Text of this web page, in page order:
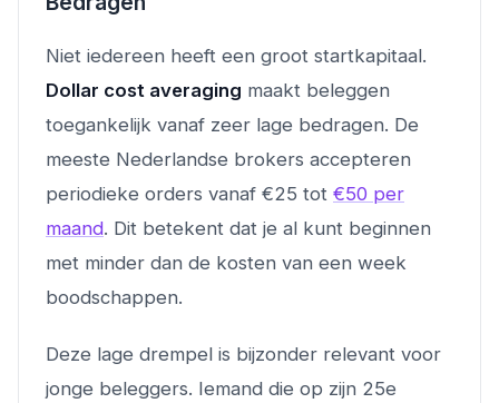
Niet iedereen heeft een groot startkapitaal.
Dollar cost averaging maakt beleggen
toegankelijk vanaf zeer lage bedragen. De
meeste Nederlandse brokers accepteren
periodieke orders vanaf €25 tot €50 per
maand. Dit betekent dat je al kunt beginnen
met minder dan de kosten van een week
boodschappen.
Deze lage drempel is bijzonder relevant voor
jonge beleggers. Iemand die op zijn 25e